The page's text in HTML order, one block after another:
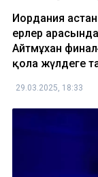
Иордания
ерлер
Айтмұхан
қола жүлдеге
29.03.2025, 18:33